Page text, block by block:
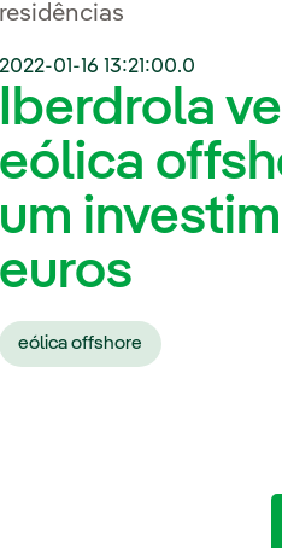
de Nossas vozes
de Multimídia
residências
2022-01-16 13:21:00.0
Iberdrola
eólica
um
euros
eólica offshore